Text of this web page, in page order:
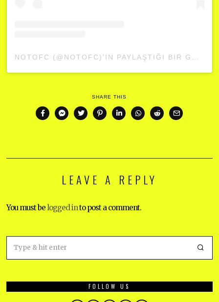
SHARE THIS
LEAVE A REPLY
You must belogged into post a comment.
FOLLOW US